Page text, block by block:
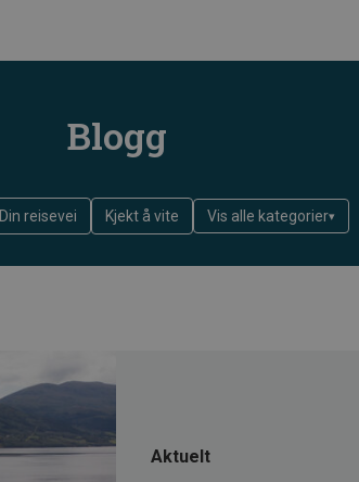
Blogg
Din reisevei Kjekt å vite Vis alle kategorier
Aktuelt